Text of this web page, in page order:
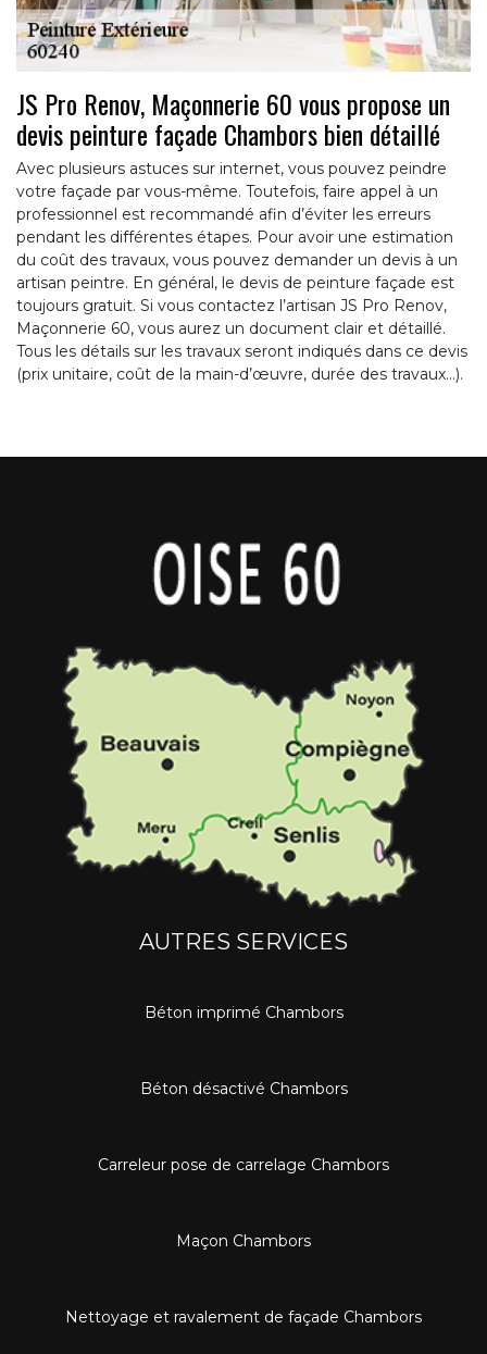
JS Pro Renov, Maçonnerie 60 vous propose un
devis peinture façade Chambors bien détaillé
Avec plusieurs astuces sur internet, vous pouvez peindre
votre façade par vous-même. Toutefois, faire appel à un
professionnel est recommandé afin d’éviter les erreurs
pendant les différentes étapes. Pour avoir une estimation
du coût des travaux, vous pouvez demander un devis à un
artisan peintre. En général, le devis de peinture façade est
toujours gratuit. Si vous contactez l’artisan JS Pro Renov,
Maçonnerie 60, vous aurez un document clair et détaillé.
Tous les détails sur les travaux seront indiqués dans ce devis
(prix unitaire, coût de la main-d’œuvre, durée des travaux…).
AUTRES SERVICES
Béton imprimé Chambors
Béton désactivé Chambors
Carreleur pose de carrelage Chambors
Maçon Chambors
Nettoyage et ravalement de façade Chambors